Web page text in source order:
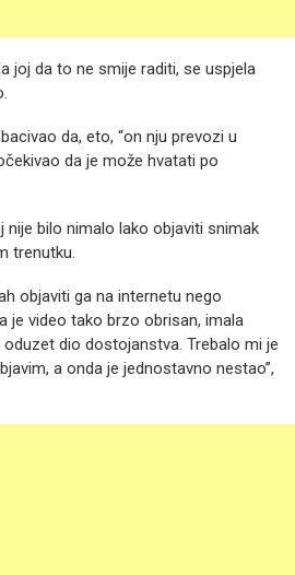
joj da to ne smije raditi, se uspjela
da, eto, “on nju prevozi u
da je može hvatati po
nije bilo nimalo lako objaviti snimak
trenutku.
objaviti ga na internetu nego
je video tako brzo obrisan, imala
dio dostojanstva. Trebalo mi je
a onda je jednostavno nestao”,